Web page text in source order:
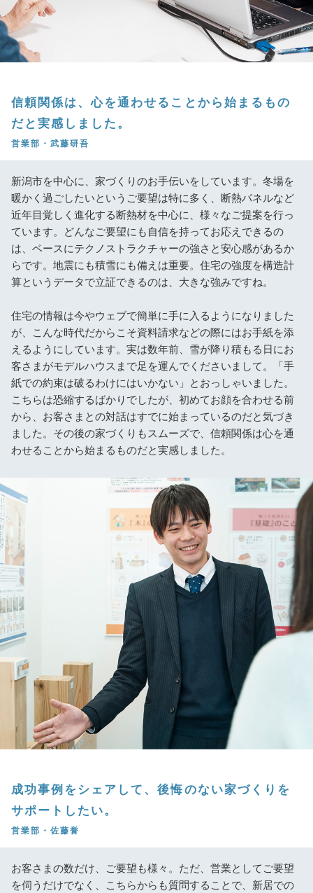
信頼関係は、心を通わせることから始まるもの
だと実感しました。
営業部・武藤研吾
新潟市を中心に、家づくりのお手伝いをしています。冬場を
暖かく過ごしたいというご要望は特に多く、断熱パネルなど
近年目覚しく進化する断熱材を中心に、様々なご提案を行っ
ています。どんなご要望にも自信を持ってお応えできるの
は、ベースにテクノストラクチャーの強さと安心感があるか
らです。地震にも積雪にも備えは重要。住宅の強度を構造計
算というデータで立証できるのは、大きな強みですね。
住宅の情報は今やウェブで簡単に手に入るようになりました
が、こんな時代だからこそ資料請求などの際にはお手紙を添
えるようにしています。実は数年前、雪が降り積もる日にお
客さまがモデルハウスまで足を運んでくださいまして。「手
紙での約束は破るわけにはいかない」とおっしゃいました。
こちらは恐縮するばかりでしたが、初めてお顔を合わせる前
から、お客さまとの対話はすでに始まっているのだと気づき
ました。その後の家づくりもスムーズで、信頼関係は心を通
わせることから始まるものだと実感しました。
成功事例をシェアして、後悔のない家づくりを
サポートしたい。
営業部・佐藤誉
お客さまの数だけ、ご要望も様々。ただ、営業としてご要望
を伺うだけでなく、こちらからも質問することで、新居での